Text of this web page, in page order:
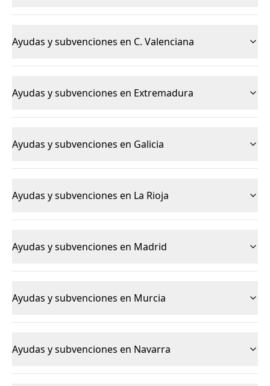
Ayudas y subvenciones en C. Valenciana
Ayudas y subvenciones en Extremadura
Ayudas y subvenciones en Galicia
Ayudas y subvenciones en La Rioja
Ayudas y subvenciones en Madrid
Ayudas y subvenciones en Murcia
Ayudas y subvenciones en Navarra